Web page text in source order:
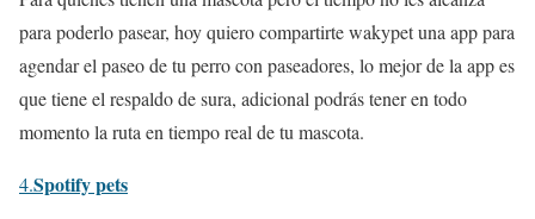
para poderlo pasear, hoy quiero compartirte wakypet una app para
agendar el paseo de tu perro con paseadores, lo mejor de la app es
que tiene el respaldo de sura, adicional podrás tener en todo
momento la ruta en tiempo real de tu mascota.
4.Spotify pets